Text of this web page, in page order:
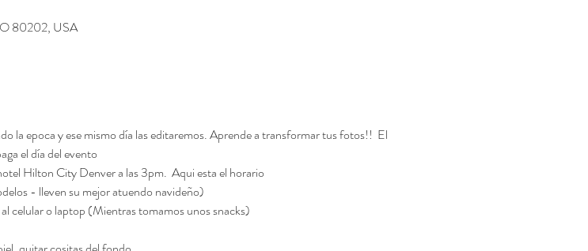
80202, USA
la epoca y ese mismo día las editaremos. Aprende a transformar tus fotos!!  El
el día del evento
Hilton City Denver a las 3pm.  Aqui esta el horario
- lleven su mejor atuendo navideño)
celular o laptop (Mientras tomamos unos snacks)